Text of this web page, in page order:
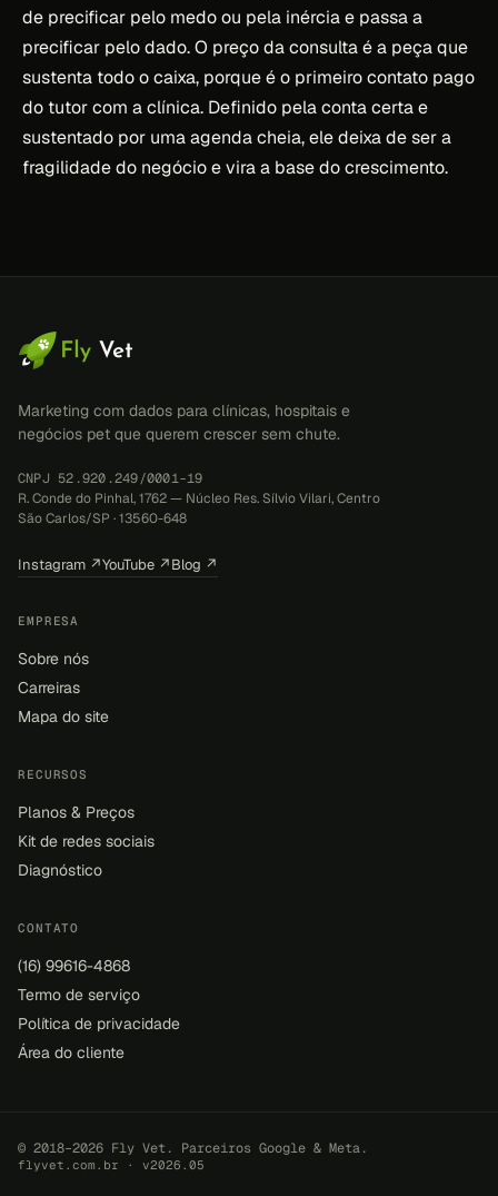
de precificar pelo medo ou pela inércia e passa a
precificar pelo dado. O preço da consulta é a peça que
sustenta todo o caixa, porque é o primeiro contato pago
do tutor com a clínica. Definido pela conta certa e
sustentado por uma agenda cheia, ele deixa de ser a
fragilidade do negócio e vira a base do crescimento.
Marketing com dados para clínicas, hospitais e
negócios pet que querem crescer sem chute.
CNPJ 52.920.249/0001-19
R. Conde do Pinhal, 1762 — Núcleo Res. Sílvio Vilari, Centro
São Carlos/SP · 13560-648
Instagram ↗YouTube ↗Blog ↗
EMPRESA
Sobre nós
Carreiras
Mapa do site
RECURSOS
Planos & Preços
Kit de redes sociais
Diagnóstico
CONTATO
(16) 99616-4868
Termo de serviço
Política de privacidade
Área do cliente
© 2018–2026 Fly Vet. Parceiros Google & Meta.
flyvet.com.br · v2026.05